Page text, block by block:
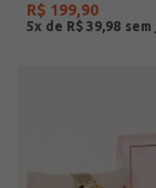
R$ 199,90
5x de R$ 39 98